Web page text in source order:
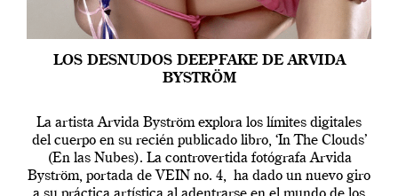
LOS DESNUDOS DEEPFAKE DE ARVIDA
BYSTRÖM
La artista Arvida Byström explora los límites digitales
del cuerpo en su recién publicado libro, ‘In The Clouds’
(En las Nubes). La controvertida fotógrafa Arvida
Byström, portada de VEIN no. 4, ha dado un nuevo giro